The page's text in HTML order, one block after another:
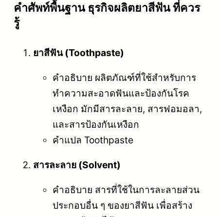
คําศัพท์พื้นฐาน ธุรกิจผลิตยาสีฟัน ที่ควร
รู้
ยาสีฟัน (Toothpaste)
คำอธิบาย ผลิตภัณฑ์ที่ใช้สำหรับการ
ทำความสะอาดฟันและป้องกันโรค
เหงือก มักมีสารละลาย, สารฟอมอลา,
และสารป้องกันเหงือก
คำแปล Toothpaste
สารละลาย (Solvent)
คำอธิบาย สารที่ใช้ในการละลายส่วน
ประกอบอื่น ๆ ของยาสีฟัน เพื่อสร้าง